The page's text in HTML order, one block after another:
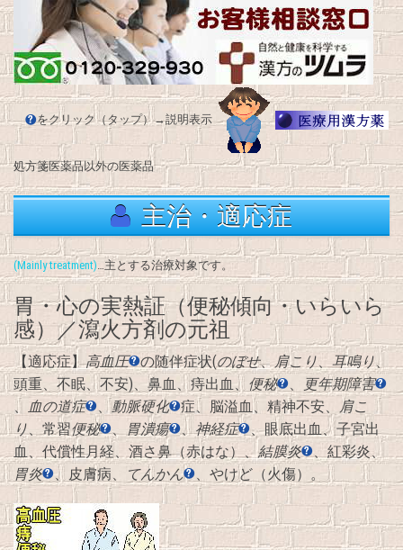
をクリック（タップ）→説明表示
処方箋医薬品以外の医薬品
主治・適応症
(Mainly treatment)…主とする治療対象です。
胃・心の実熱証（便秘傾向・いらいら
感）／瀉火方剤の元祖
【適応症】高血圧 の随伴症状(のぼせ、 肩こり、 耳鳴り、
頭重、不眠、不安)、鼻血、痔出血、 便秘 、
更年期障害
、 血の道症 、動脈硬化 症、脳溢血、精神不安、 肩こ
り、常習便秘 、 胃潰瘍 、神経症
、眼底出血、子宮出
血、代償性月経、酒さ鼻（赤はな）、結膜炎
、紅彩炎、
胃炎
、皮膚病、 てんかん 、やけど（火傷）。